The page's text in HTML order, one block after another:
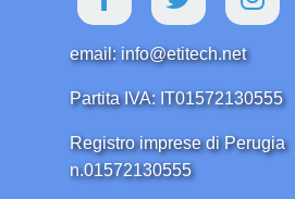
email: info@etitech.net
Partita IVA: IT01572130555
Registro imprese di Perugia
n.01572130555